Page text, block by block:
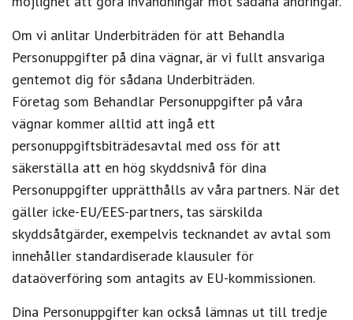
Om vi anlitar Underbiträden för att Behandla
Personuppgifter på dina vägnar, är vi fullt ansvariga
gentemot dig för sådana Underbiträden.
Företag som Behandlar Personuppgifter på våra
vägnar kommer alltid att ingå ett
personuppgiftsbiträdesavtal med oss för att
säkerställa att en hög skyddsnivå för dina
Personuppgifter upprätthålls av våra partners. När det
gäller icke-EU/EES-partners, tas särskilda
skyddsåtgärder, exempelvis tecknandet av avtal som
innehåller standardiserade klausuler för
dataöverföring som antagits av EU-kommissionen.
Dina Personuppgifter kan också lämnas ut till tredje